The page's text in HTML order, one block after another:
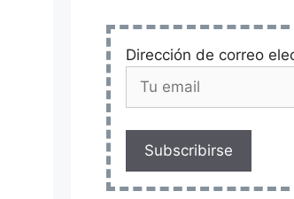
Dirección de correo
Subscribirse